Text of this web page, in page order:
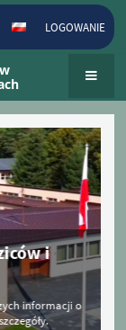
LOGOWANIE
i
informacji o